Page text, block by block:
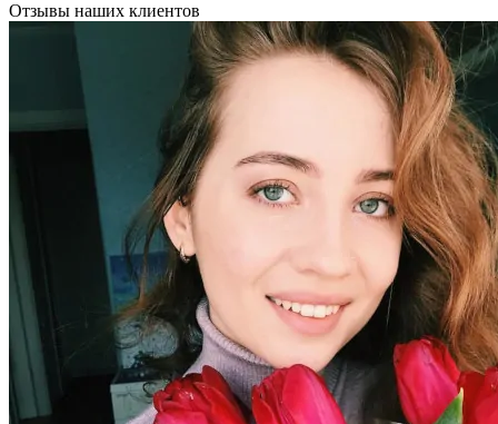
Отзывы наших клиентов